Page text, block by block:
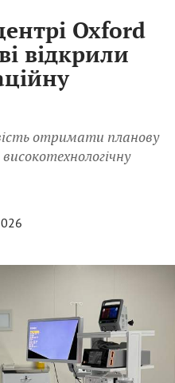
Oxford
відкрили
отримати планову